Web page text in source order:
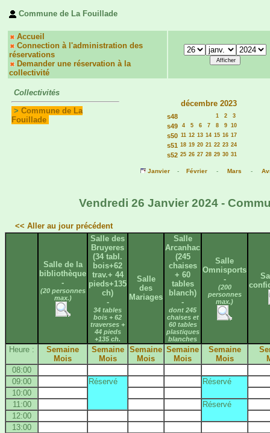
Commune de La Fouillade
Accueil
Connection à l'administration des
réservations
Demander une réservation à la
collectivité
Collectivités
> Commune de La
Fouillade
décembre 2023
s48 1 2 3
s49 4 5 6 7 8 9 10
s50 11 12 13 14 15 16 17
s51 18 19 20 21 22 23 24
s52 25 26 27 28 29 30 31
Janvier - Février - Mars -
Vendredi 26 Janvier 2024 -
<< Aller au jour précédent
Salle de la
bibliothèque
-
(20 personnes
max.)
Salle des
Bruyeres
(34 tabl.
bois+62
trav.+ 44
pieds+135
ch)
-
34 tables
bois + 62
traverses +
44 pieds
+135 ch.
Salle
des
Mariages
Salle
Arcanhac
(245
chaises
+ 60
tables
blanch)
-
dont 245
chaises et
60 tables
plastiques
blanches
Salle
Omnisports
-
(200
personnes
max.)
Heure :
Semaine
Mois
Semaine
Mois
Semaine
Mois
Semaine
Mois
Semaine
Mois
08:00
09:00
Réservé
Réservé
10:00
11:00
Réservé
12:00
13:00